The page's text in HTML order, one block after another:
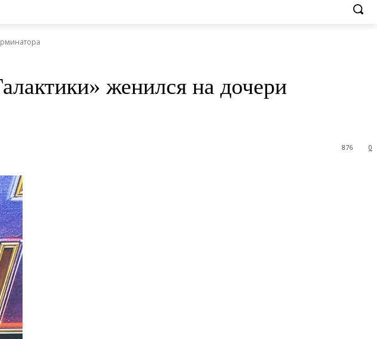
женился на дочери
0
876